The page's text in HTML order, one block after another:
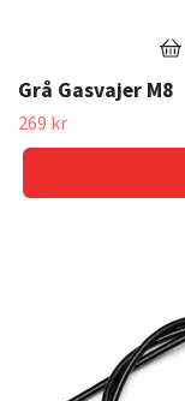
Grå Gasvajer M8
269 kr